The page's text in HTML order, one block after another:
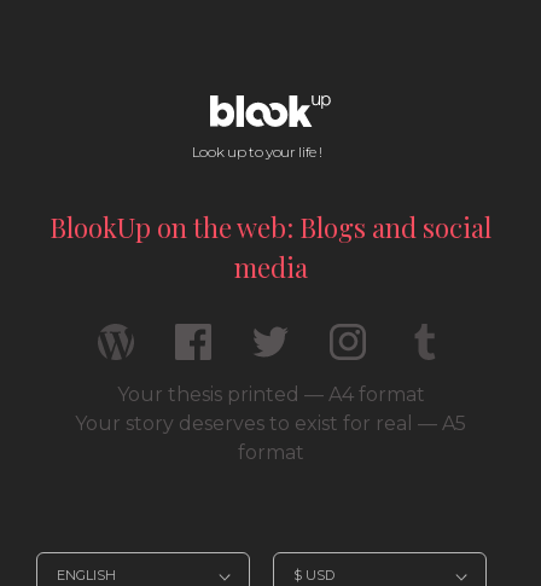
Look up to your life !
BlookUp on the web: Blogs and social
media
Your thesis printed — A4 format
Your story deserves to exist for real — A5
format